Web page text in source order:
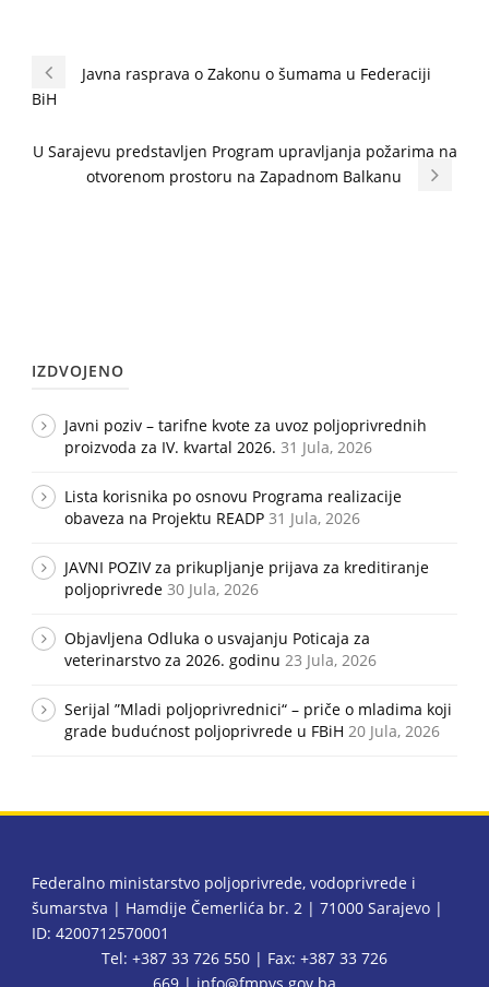
Javna rasprava o Zakonu o šumama u Federaciji
BiH
U Sarajevu predstavljen Program upravljanja požarima na
otvorenom prostoru na Zapadnom Balkanu
IZDVOJENO
Javni poziv – tarifne kvote za uvoz poljoprivrednih
proizvoda za IV. kvartal 2026. 31 Jula, 2026
Lista korisnika po osnovu Programa realizacije
obaveza na Projektu READP 31 Jula, 2026
JAVNI POZIV za prikupljanje prijava za kreditiranje
poljoprivrede 30 Jula, 2026
Objavljena Odluka o usvajanju Poticaja za
veterinarstvo za 2026. godinu 23 Jula, 2026
Serijal ”Mladi poljoprivrednici“ – priče o mladima koji
grade budućnost poljoprivrede u FBiH 20 Jula, 2026
Federalno ministarstvo poljoprivrede, vodoprivrede i
šumarstva | Hamdije Čemerlića br. 2 | 71000 Sarajevo |
ID: 4200712570001
Tel: +387 33 726 550 | Fax: +387 33 726
669 | info@fmpvs.gov.ba